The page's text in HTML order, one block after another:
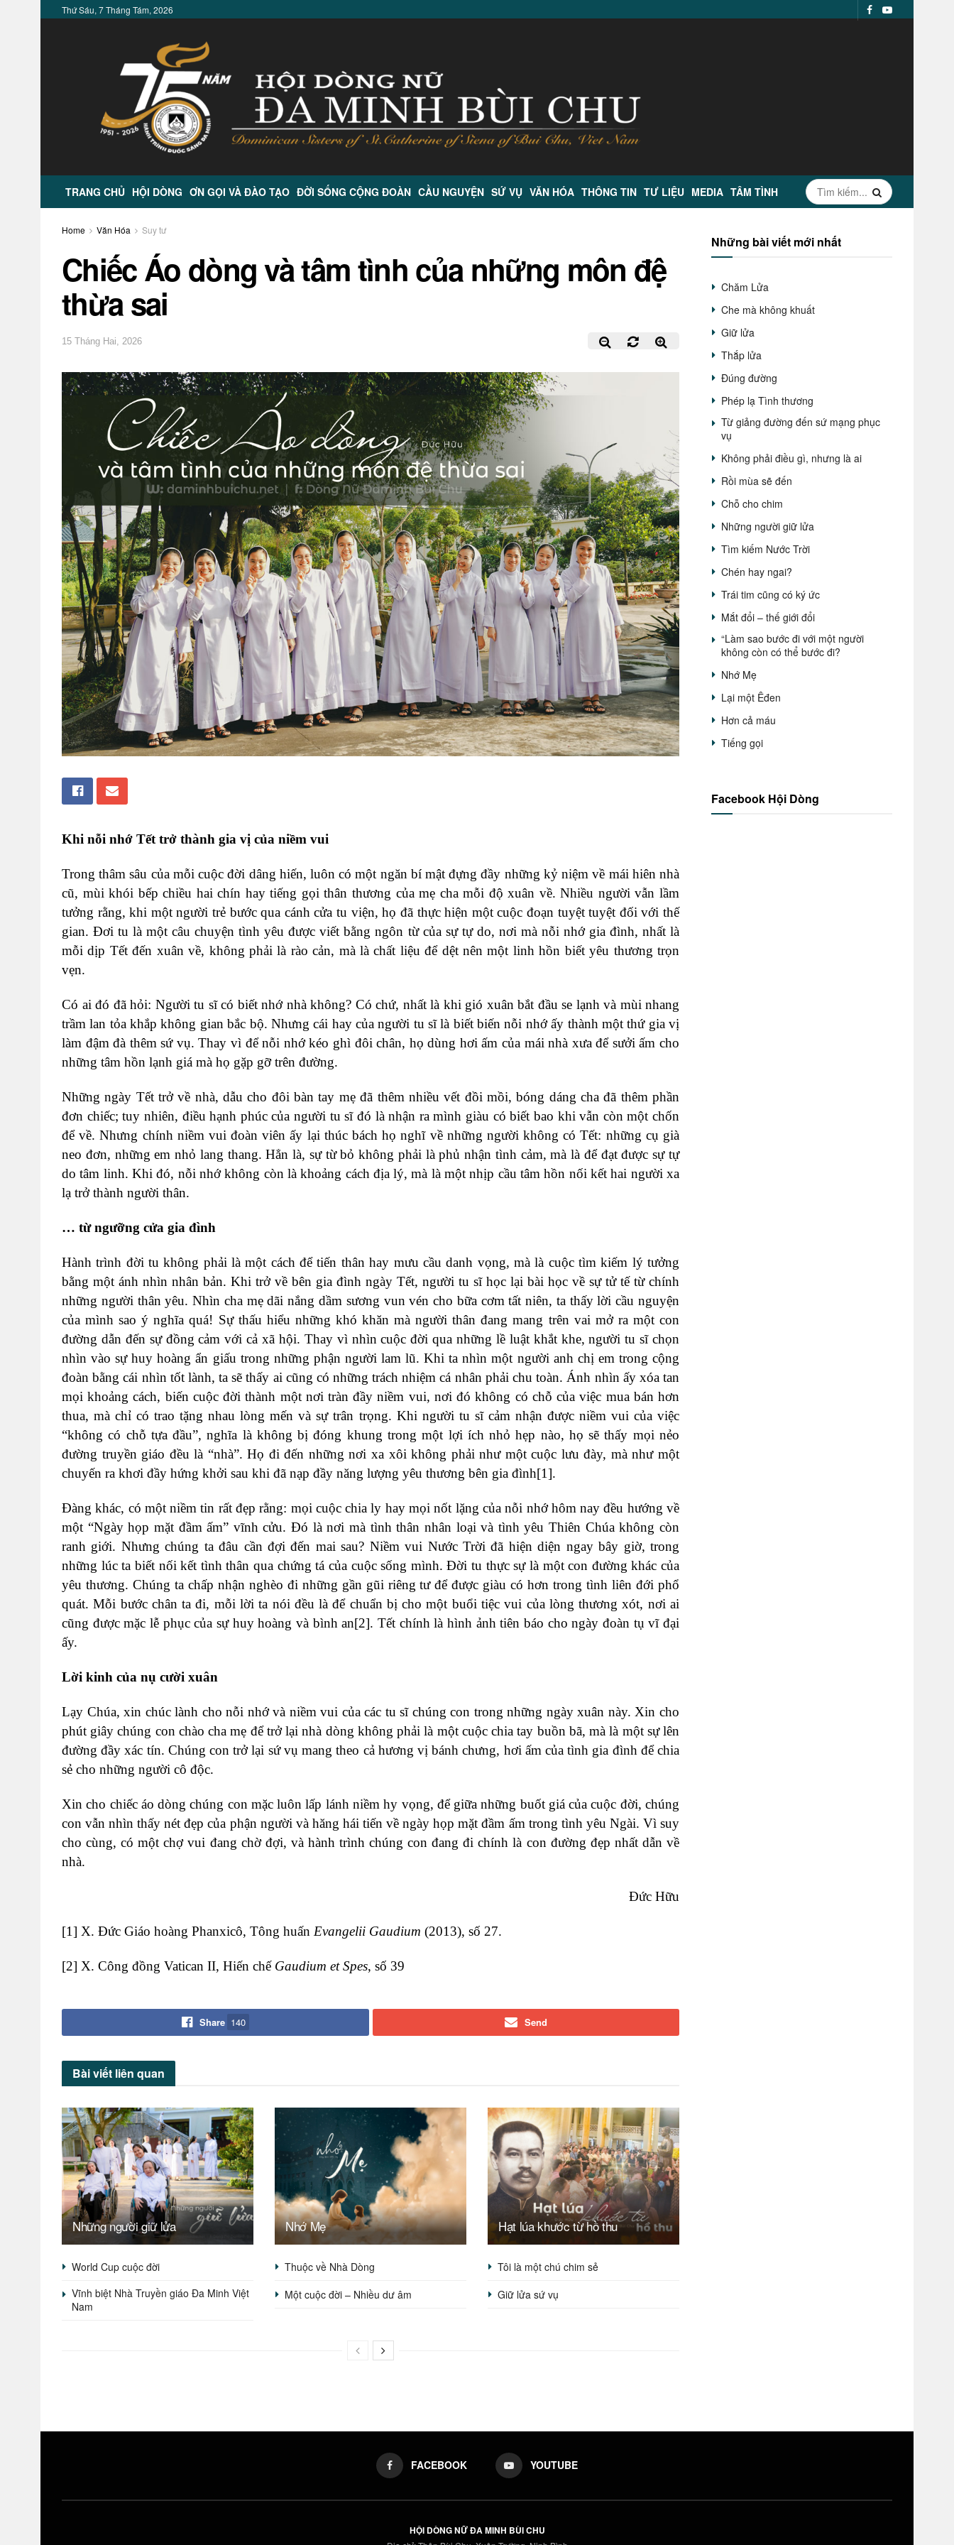
Thứ Sáu, 7 Tháng Tám, 2026
TRANG CHỦ HỘI DÒNG ƠN GỌI VÀ ĐÀO TẠO ĐỜI SỐNG CỘNG ĐOÀN CẦU NGUYỆN SỨ VỤ VĂN HÓA THÔNG TIN TƯ LIỆU MEDIA TÂM TÌNH
Home Văn Hóa Suy tư
Chiếc Áo dòng và tâm tình của những môn đệ
thừa sai
15 Tháng Hai, 2026
Khi nỗi nhớ Tết trở thành gia vị của niềm vui
Trong thâm sâu của mỗi cuộc đời dâng hiến, luôn có một ngăn bí mật đựng đầy những kỷ niệm về mái hiên nhà
cũ, mùi khói bếp chiều hai chín hay tiếng gọi thân thương của mẹ cha mỗi độ xuân về. Nhiều người vẫn lầm
tưởng rằng, khi một người trẻ bước qua cánh cửa tu viện, họ đã thực hiện một cuộc đoạn tuyệt tuyệt đối với thế
gian. Đơi tu là một câu chuyện tình yêu được viết bằng ngôn từ của sự tự do, nơi mà nỗi nhớ gia đình, nhất là
mỗi dịp Tết đến xuân về, không phải là rào cản, mà là chất liệu để dệt nên một linh hồn biết yêu thương trọn
vẹn.
Có ai đó đã hỏi: Người tu sĩ có biết nhớ nhà không? Có chứ, nhất là khi gió xuân bắt đầu se lạnh và mùi nhang
trầm lan tỏa khắp không gian bắc bộ. Nhưng cái hay của người tu sĩ là biết biến nỗi nhớ ấy thành một thứ gia vị
làm đậm đà thêm sứ vụ. Thay vì để nỗi nhớ kéo ghì đôi chân, họ dùng hơi ấm của mái nhà xưa để sưởi ấm cho
những tâm hồn lạnh giá mà họ gặp gỡ trên đường.
Những ngày Tết trở về nhà, dẫu cho đôi bàn tay mẹ đã thêm nhiều vết đồi mồi, bóng dáng cha đã thêm phần
đơn chiếc; tuy nhiên, điều hạnh phúc của người tu sĩ đó là nhận ra mình giàu có biết bao khi vẫn còn một chốn
để về. Nhưng chính niềm vui đoàn viên ấy lại thúc bách họ nghĩ về những người không có Tết: những cụ già
neo đơn, những em nhỏ lang thang. Hẳn là, sự từ bỏ không phải là phủ nhận tình cảm, mà là để đạt được sự tự
do tâm linh. Khi đó, nỗi nhớ không còn là khoảng cách địa lý, mà là một nhịp cầu tâm hồn nối kết hai người xa
lạ trở thành người thân.
… từ ngưỡng cửa gia đình
Hành trình đời tu không phải là một cách để tiến thân hay mưu cầu danh vọng, mà là cuộc tìm kiếm lý tưởng
bằng một ánh nhìn nhân bản. Khi trở về bên gia đình ngày Tết, người tu sĩ học lại bài học về sự tử tế từ chính
những người thân yêu. Nhìn cha mẹ dãi nắng dầm sương vun vén cho bữa cơm tất niên, ta thấy lời cầu nguyện
của mình sao ý nghĩa quá! Sự thấu hiểu những khó khăn mà người thân đang mang trên vai mở ra một con
đường dẫn đến sự đồng cảm với cả xã hội. Thay vì nhìn cuộc đời qua những lề luật khắt khe, người tu sĩ chọn
nhìn vào sự huy hoàng ẩn giấu trong những phận người lam lũ. Khi ta nhìn một người anh chị em trong cộng
đoàn bằng cái nhìn tốt lành, ta sẽ thấy ai cũng có những trách nhiệm cá nhân phải chu toàn. Ánh nhìn ấy xóa tan
mọi khoảng cách, biến cuộc đời thành một nơi tràn đầy niềm vui, nơi đó không có chỗ của việc mua bán hơn
thua, mà chỉ có trao tặng nhau lòng mến và sự trân trọng. Khi người tu sĩ cảm nhận được niềm vui của việc
“không có chỗ tựa đầu”, nghĩa là không bị đóng khung trong một lợi ích nhỏ hẹp nào, họ sẽ thấy mọi nẻo
đường truyền giáo đều là “nhà”. Họ đi đến những nơi xa xôi không phải như một cuộc lưu đày, mà như một
chuyến ra khơi đầy hứng khởi sau khi đã nạp đầy năng lượng yêu thương bên gia đình[1].
Đàng khác, có một niềm tin rất đẹp rằng: mọi cuộc chia ly hay mọi nốt lặng của nỗi nhớ hôm nay đều hướng về
một “Ngày họp mặt đầm ấm” vĩnh cửu. Đó là nơi mà tình thân nhân loại và tình yêu Thiên Chúa không còn
ranh giới. Nhưng chúng ta đâu cần đợi đến mai sau? Niềm vui Nước Trời đã hiện diện ngay bây giờ, trong
những lúc ta biết nối kết tình thân qua chứng tá của cuộc sống mình. Đời tu thực sự là một con đường khác của
yêu thương. Chúng ta chấp nhận nghèo đi những gần gũi riêng tư để được giàu có hơn trong tình liên đới phổ
quát. Mỗi bước chân ta đi, mỗi lời ta nói đều là để chuẩn bị cho một buổi tiệc vui của lòng thương xót, nơi ai
cũng được mặc lễ phục của sự huy hoàng và bình an[2]. Tết chính là hình ảnh tiên báo cho ngày đoàn tụ vĩ đại
ấy.
Lời kinh của nụ cười xuân
Lạy Chúa, xin chúc lành cho nỗi nhớ và niềm vui của các tu sĩ chúng con trong những ngày xuân này. Xin cho
phút giây chúng con chào cha mẹ để trở lại nhà dòng không phải là một cuộc chia tay buồn bã, mà là một sự lên
đường đầy xác tín. Chúng con trở lại sứ vụ mang theo cả hương vị bánh chưng, hơi ấm của tình gia đình để chia
sẻ cho những người cô độc.
Xin cho chiếc áo dòng chúng con mặc luôn lấp lánh niềm hy vọng, để giữa những buốt giá của cuộc đời, chúng
con vẫn nhìn thấy nét đẹp của phận người và hăng hái tiến về ngày họp mặt đầm ấm trong tình yêu Ngài. Vì suy
cho cùng, có một chợ vui đang chờ đợi, và hành trình chúng con đang đi chính là con đường đẹp nhất dẫn về
nhà.
Đức Hữu
[1] X. Đức Giáo hoàng Phanxicô, Tông huấn Evangelii Gaudium (2013), số 27.
[2] X. Công đồng Vatican II, Hiến chế Gaudium et Spes, số 39
Share 140 Send
Bài viết liên quan
Những người giữ lửa Nhớ Mẹ Hạt lúa khước từ hồ thu
World Cup cuộc đời Thuộc về Nhà Dòng
Tôi là một chú chim sẻ
Vĩnh biệt Nhà Truyền giáo Đa Minh Việt
Nam
Một cuộc đời – Nhiều dư âm Giữ lửa sứ vụ
Những bài viết mới nhất
Chăm Lửa
Che mà không khuất
Giữ lửa
Thắp lửa
Đúng đường
Phép lạ Tình thương
Từ giảng đường đến sứ mạng phục
vụ
Không phải điều gì, nhưng là ai
Rồi mùa sẽ đến
Chỗ cho chim
Những người giữ lửa
Tìm kiếm Nước Trời
Chén hay ngai?
Trái tim cũng có ký ức
Mắt đổi – thế giới đổi
“Làm sao bước đi với một người
không còn có thể bước đi?
Nhớ Mẹ
Lại một Êđen
Hơn cả máu
Tiếng gọi
Facebook Hội Dòng
FACEBOOK YOUTUBE
HỘI DÒNG NỮ ĐA MINH BÙI CHU